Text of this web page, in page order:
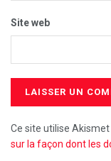
Site web
Ce site utilise
sur la façon dont les